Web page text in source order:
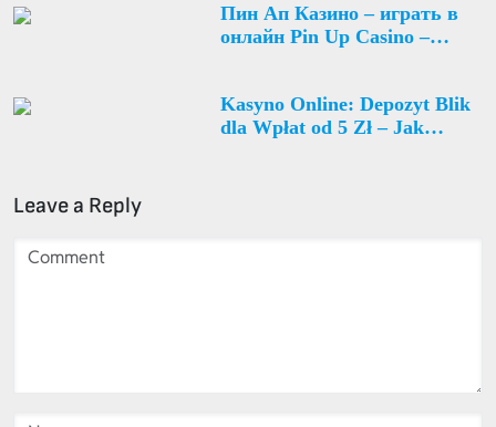
Пин Ап Казино – играть в
онлайн Pin Up Casino –
Kasyno Online: Depozyt Blik
dla Wpłat od 5 Zł – Jak
Leave a Reply